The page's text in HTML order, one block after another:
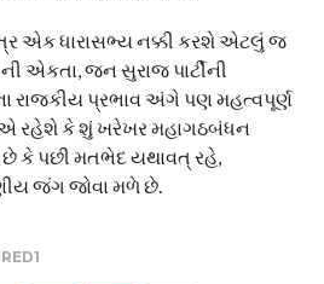
એક ધારાસભ્ય નક્કી કરશે એટલું જ
એકતા, જન સુરાજ પાર્ટીની
રાજકીય પ્રભાવ અંગે પણ મહત્વપૂર્ણ
રહેશે કે શું ખરેખર મહાગઠબંધન
કે પછી મતભેદ યથાવત્ રહે,
જંગ જોવા મળે છે.